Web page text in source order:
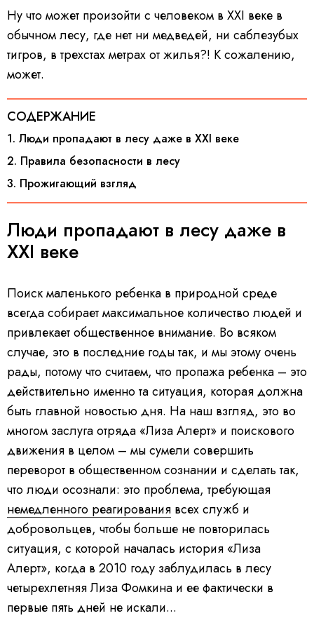
Ну что может произойти с человеком в XXI веке в
обычном лесу, где нет ни медведей, ни саблезубых
тигров, в трехстах метрах от жилья?! К сожалению,
может.
СОДЕРЖАНИЕ
1. Люди пропадают в лесу даже в XXI веке
2. Правила безопасности в лесу
3. Прожигающий взгляд
Люди пропадают в лесу даже в
XXI веке
Поиск маленького ребенка в природной среде
всегда собирает максимальное количество людей и
привлекает общественное внимание. Во всяком
случае, это в последние годы так, и мы этому очень
рады, потому что считаем, что пропажа ребенка – это
действительно именно та ситуация, которая должна
быть главной новостью дня. На наш взгляд, это во
многом заслуга отряда «Лиза Алерт» и поискового
движения в целом – мы сумели совершить
переворот в общественном сознании и сделать так,
что люди осознали: это проблема, требующая
немедленного реагирования всех служб и
добровольцев, чтобы больше не повторилась
ситуация, с которой началась история «Лиза
Алерт», когда в 2010 году заблудилась в лесу
четырехлетняя Лиза Фомкина и ее фактически в
первые пять дней не искали...